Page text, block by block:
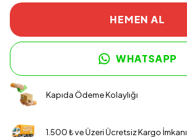
HEMEN AL
WHATSAPP
Kapıda Ödeme Kolaylığı
1.500 ₺ ve Üzeri Ücretsiz Kargo İmkanı